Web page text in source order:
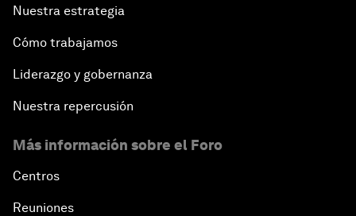
Nuestra estrategia
Cómo trabajamos
Liderazgo y gobernanza
Nuestra repercusión
Más información sobre el Foro
Centros
Reuniones